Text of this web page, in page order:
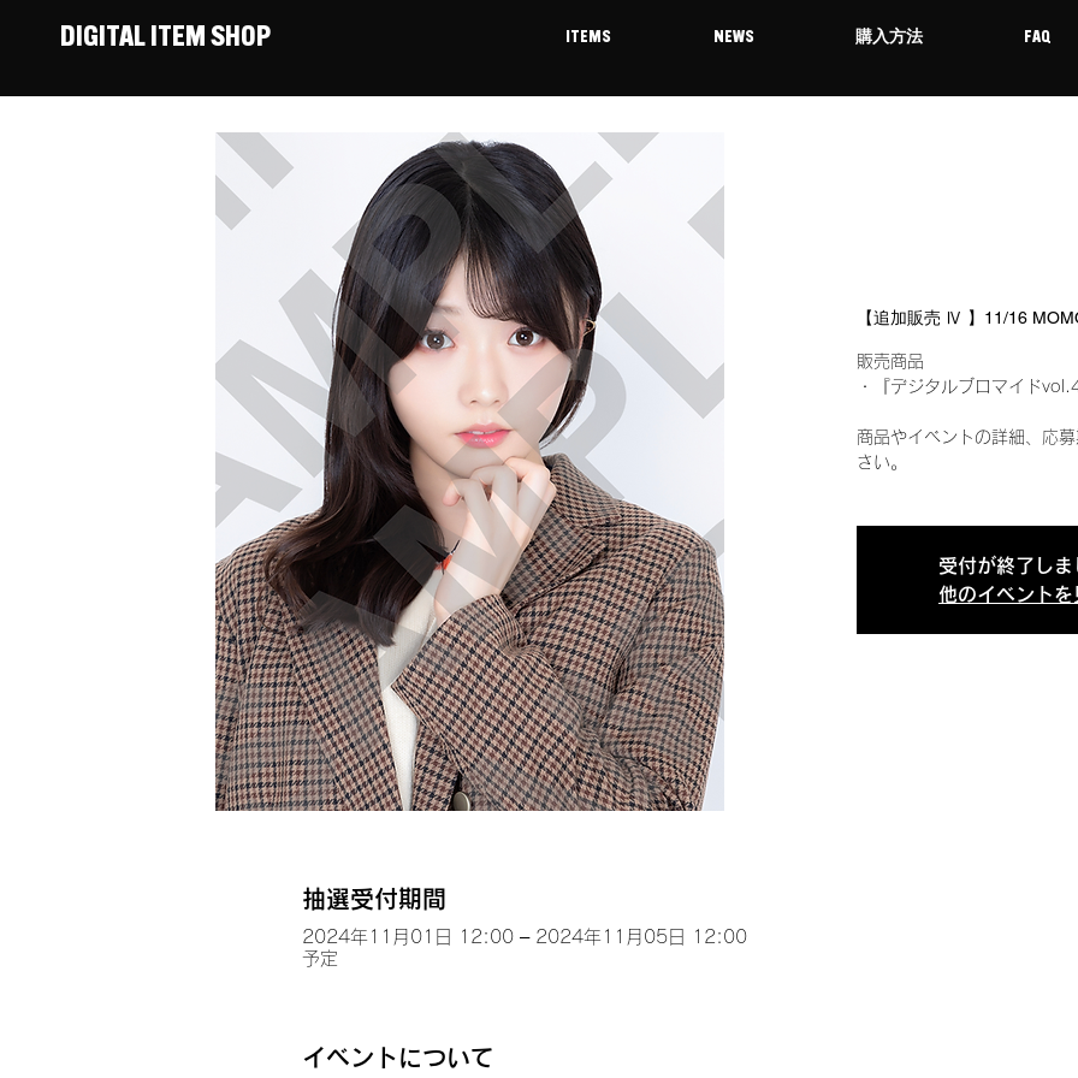
DIGITAL ITEM SHOP ITEMS NEWS 購入方法 FAQ
【追加販売 Ⅳ 】11/16
販売商品
・『デジタルブロマイド
商品やイベントの詳細、応
さい。
受付が終了しま
他のイベントを
抽選受付期間
2024年11月01日 12:00 – 2024年11月05日 12:00
予定
イベントについて